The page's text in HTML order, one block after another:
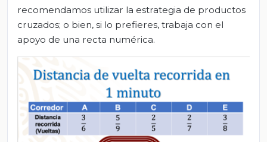
recomendamos utilizar la estrategia de productos
cruzados; o bien, si lo prefieres, trabaja con el
apoyo de una recta numérica.